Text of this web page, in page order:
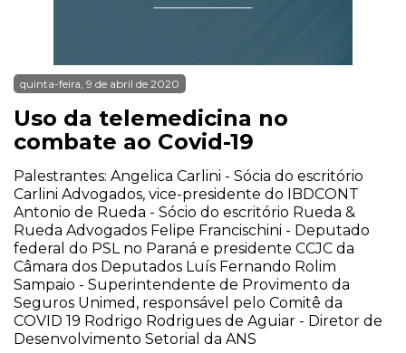
quinta-feira, 9 de abril de 2020
Uso da telemedicina no
combate ao Covid-19
Palestrantes: Angelica Carlini - Sócia do escritório
Carlini Advogados, vice-presidente do IBDCONT
Antonio de Rueda - Sócio do escritório Rueda &
Rueda Advogados Felipe Francischini - Deputado
federal do PSL no Paraná e presidente CCJC da
Câmara dos Deputados Luís Fernando Rolim
Sampaio - Superintendente de Provimento da
Seguros Unimed, responsável pelo Comitê da
COVID 19 Rodrigo Rodrigues de Aguiar - Diretor de
Desenvolvimento Setorial da ANS